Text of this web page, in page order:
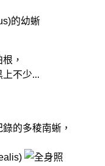
，
不少...
的多稜南蜥，